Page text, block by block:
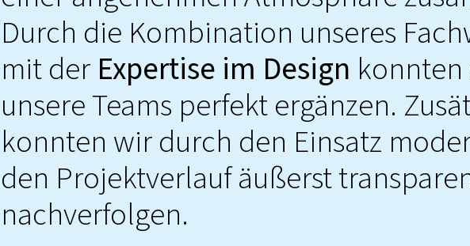
Durch die Kombination unseres
mit der Expertise im Design konnten
unsere Teams perfekt ergänzen.
konnten wir durch den Einsatz
den Projektverlauf äußerst
nachverfolgen.